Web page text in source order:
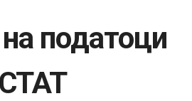
податоци